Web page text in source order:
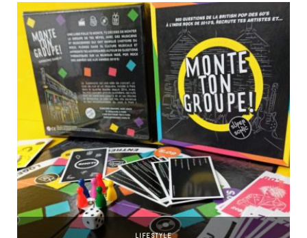
LIFESTYLE